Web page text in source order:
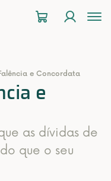
e Concordata
e
as dívidas de
que o seu